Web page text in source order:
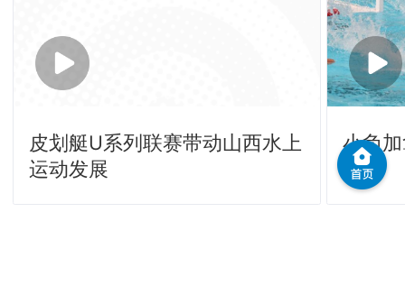
皮划艇U系列联赛带动山西水上
运动发展
小负
法